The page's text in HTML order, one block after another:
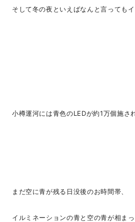
そして冬の夜といえばなんと言っても
小樽運河には青色のLEDが約1万個施さ
まだ空に青が残る日没後のお時間帯、
イルミネーションの青と空の青が相ま